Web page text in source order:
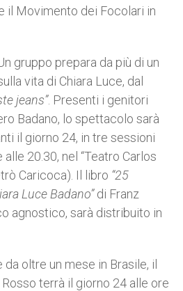
il Movimento dei Focolari in
gruppo prepara da più di un
vita di Chiara Luce, dal
jeans”. Presenti i genitori
Badano, lo spettacolo sarà
il giorno 24, in tre sessioni
20.30, nel “Teatro Carlos
Caricoca). Il libro “25
Luce Badano”di Franz
agnostico, sarà distribuito in
da oltre un mese in Brasile, il
terrà il giorno 24 alle ore